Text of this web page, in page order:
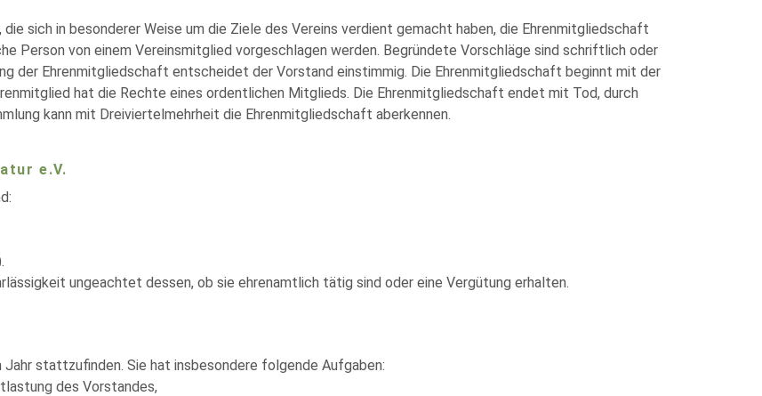
die sich in besonderer Weise um die Ziele des Vereins verdient gemacht haben, die Ehrenmitgliedschaft
Person von einem Vereinsmitglied vorgeschlagen werden. Begründete Vorschläge sind schriftlich oder
der Ehrenmitgliedschaft entscheidet der Vorstand einstimmig. Die Ehrenmitgliedschaft beginnt mit der
hat die Rechte eines ordentlichen Mitglieds. Die Ehrenmitgliedschaft endet mit Tod, durch
kann mit Dreiviertelmehrheit die Ehrenmitgliedschaft aberkennen.
e.V.
ungeachtet dessen, ob sie ehrenamtlich tätig sind oder eine Vergütung erhalten.
stattzufinden. Sie hat insbesondere folgende Aufgaben:
des Vorstandes,